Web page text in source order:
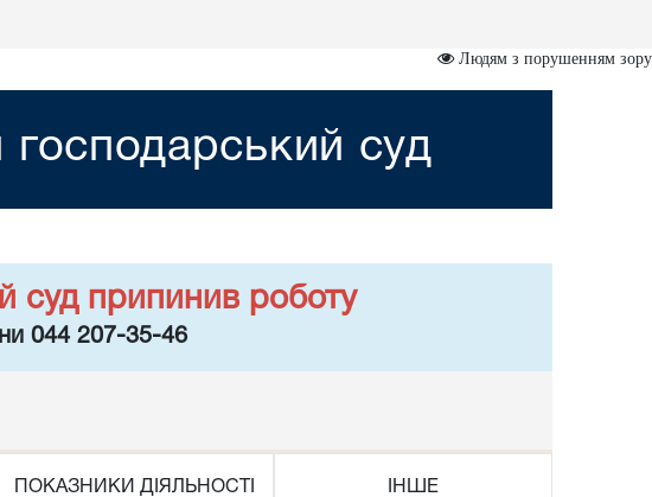
Людям з порушенням зору
господарський суд
суд припинив роботу
044 207-35-46
ПОКАЗНИКИ ДІЯЛЬНОСТІ ІНШЕ